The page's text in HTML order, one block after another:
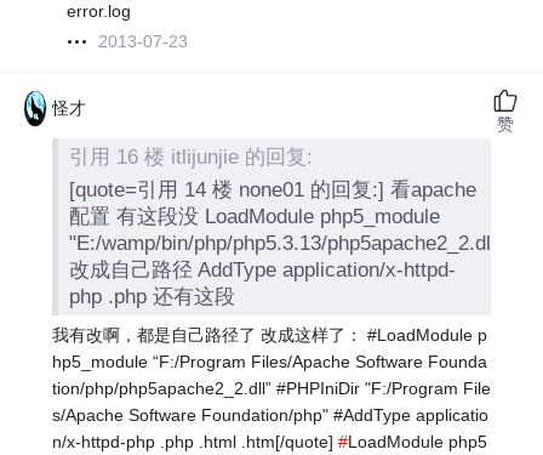
error.log
2013-07-23
怪才
引用 16 楼 itlijunjie 的回复:
[quote=引用 14 楼 none01 的回复:] 看apache
配置 有这段没 LoadModule php5_module
"E:/wamp/bin/php/php5.3.13/php5apache2_2.dll"
改成自己路径 AddType application/x-httpd-
php .php 还有这段
我有改啊，都是自己路径了 改成这样了： #LoadModule p
hp5_module “F:/Program Files/Apache Software Founda
tion/php/php5apache2_2.dll” #PHPIniDir "F:/Program File
s/Apache Software Foundation/php" #AddType applicatio
n/x-httpd-php .php .html .htm[/quote]#LoadModule php5
赞